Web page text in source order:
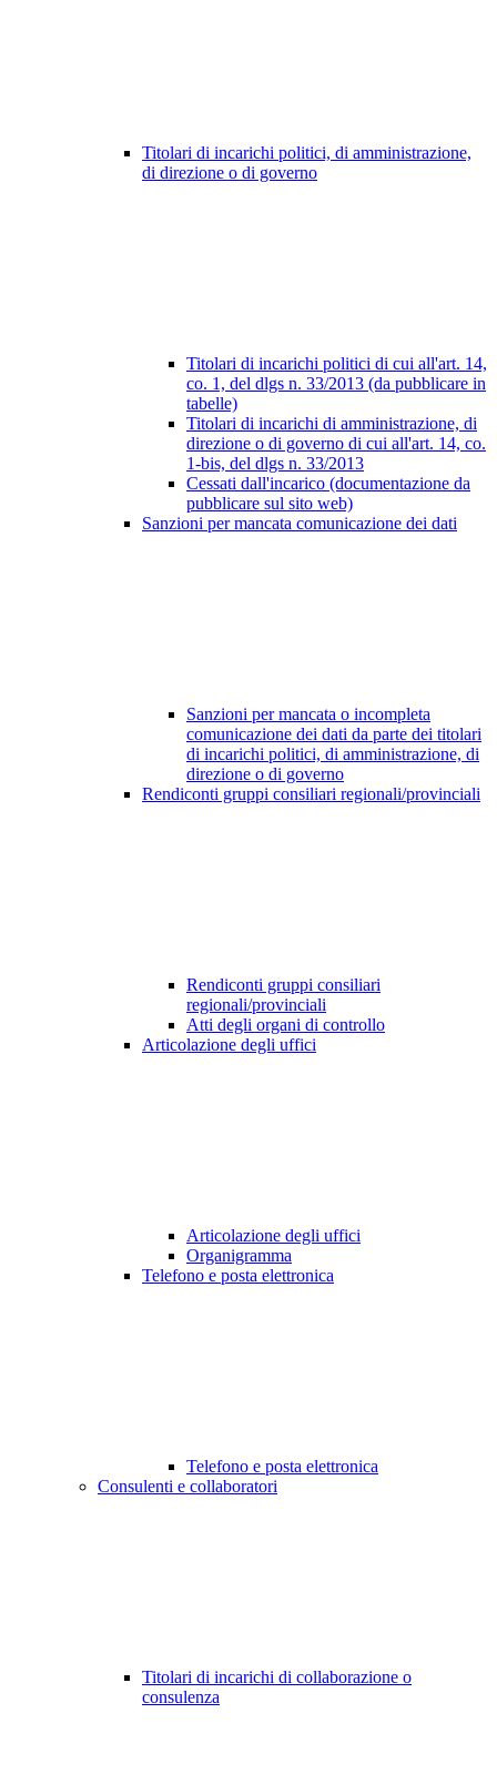
Titolari di incarichi politici, di amministrazione,
di direzione o di governo
Titolari di incarichi politici di cui all'art. 14,
co. 1, del dlgs n. 33/2013 (da pubblicare in
tabelle)
Titolari di incarichi di amministrazione, di
direzione o di governo di cui all'art. 14, co.
1-bis, del dlgs n. 33/2013
Cessati dall'incarico (documentazione da
pubblicare sul sito web)
Sanzioni per mancata comunicazione dei dati
Sanzioni per mancata o incompleta
comunicazione dei dati da parte dei titolari
di incarichi politici, di amministrazione, di
direzione o di governo
Rendiconti gruppi consiliari regionali/provinciali
Rendiconti gruppi consiliari
regionali/provinciali
Atti degli organi di controllo
Articolazione degli uffici
Articolazione degli uffici
Organigramma
Telefono e posta elettronica
Telefono e posta elettronica
Consulenti e collaboratori
Titolari di incarichi di collaborazione o
consulenza